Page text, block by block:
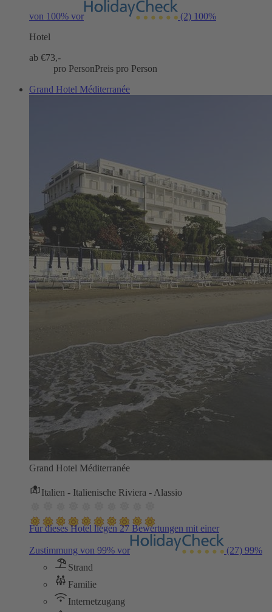
von 100% vor (2) 100%
Hotel
ab €73,-
pro PersonPreis pro Person
Grand Hotel Méditerranée
Grand Hotel Méditerranée
Italien - Italienische Riviera - Alassio
Für dieses Hotel liegen 27 Bewertungen mit einer
Zustimmung von 99% vor (27) 99%
Strand
Familie
Internetzugang